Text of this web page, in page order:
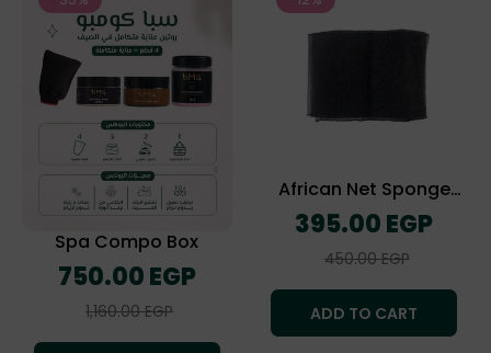
Spa Compo Box
Regular
price
750.00 EGP
Sale
1,160.00 EGP
African Net Sponge
(The Exofliating Towel)
Regular
price
395.00 EGP
Sale
450.00 EGP
ADD TO CART